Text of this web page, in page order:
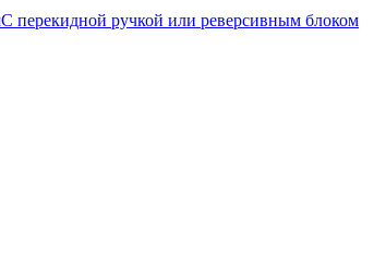
С перекидной ручкой или реверсивным блоком